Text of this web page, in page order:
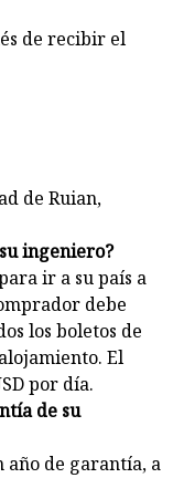
de recibir el
de Ruian,
ingeniero?
ir a su país a
debe
los boletos de
El
por día.
de su
año de garantía, a